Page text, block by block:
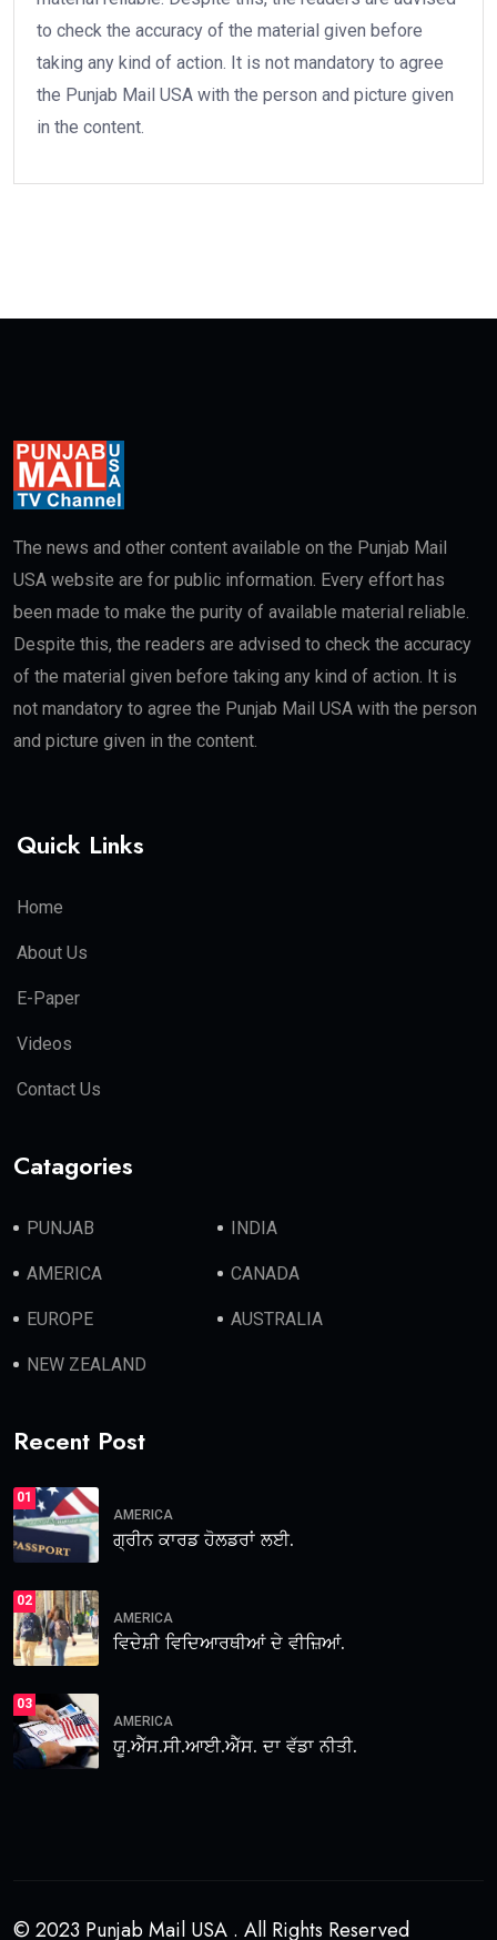
to check the accuracy of the material given before
taking any kind of action. It is not mandatory to agree
the Punjab Mail USA with the person and picture given
in the content.
The news and other content available on the Punjab Mail
USA website are for public information. Every effort has
been made to make the purity of available material reliable.
Despite this, the readers are advised to check the accuracy
of the material given before taking any kind of action. It is
not mandatory to agree the Punjab Mail USA with the person
and picture given in the content.
Quick Links
Home
About Us
E-Paper
Videos
Contact Us
Catagories
PUNJAB INDIA
AMERICA CANADA
EUROPE AUSTRALIA
NEW ZEALAND
Recent Post
01
AMERICA
ਗ੍ਰੀਨ ਕਾਰਡ ਹੋਲਡਰਾਂ ਲਈ.
02
AMERICA
ਵਿਦੇਸ਼ੀ ਵਿਦਿਆਰਥੀਆਂ ਦੇ ਵੀਜ਼ਿਆਂ.
03
AMERICA
ਯੂ.ਐੱਸ.ਸੀ.ਆਈ.ਐੱਸ. ਦਾ ਵੱਡਾ ਨੀਤੀ.
© 2023 Punjab Mail USA . All Rights Reserved